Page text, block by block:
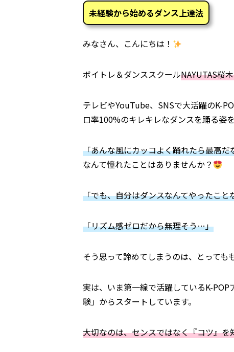
未経験から始めるダンス上達法
みなさん、こんにちは！
ボイトレ＆ダンススクールNAYUTAS桜
テレビやYouTube、SNSで大活躍のK-
ロ率100%のキレキレなダンスを踊る姿を
「あんな風にカッコよく踊れたら最高
なんて憧れたことはありませんか？
「でも、自分はダンスなんてやったこ
「リズム感ゼロだから無理そう…」
そう思って諦めてしまうのは、とっても
実は、いま第一線で活躍しているK-
験」からスタートしています。
大切なのは、センスではなく『コツ』